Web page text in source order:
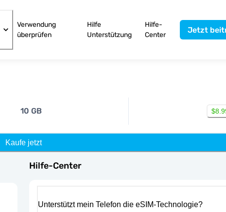
Verwendung
überprüfen
Hilfe
Unterstützung
Hilfe-
Center
Jetzt
10 GB
Kaufe jetzt
Hilfe-Center
Unterstützt mein Telefon die eSIM-Technologie?